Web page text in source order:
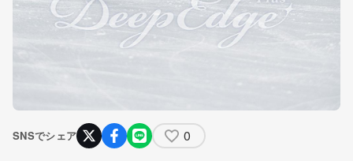
SNSでシェア 0